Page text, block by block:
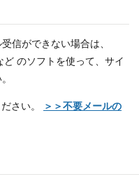
信ができない場合は、
ど のソフトを使って、サイ
さい。
＞＞不要メールの